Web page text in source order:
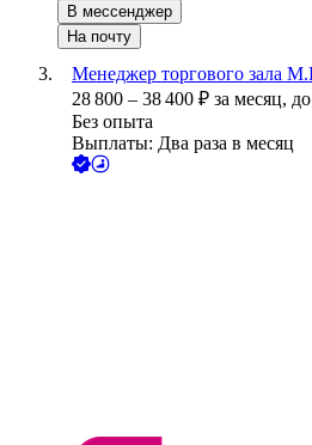
В мессенджер
На почту
Менеджер торгового зала
28 800 – 38 400 ₽ за месяц,
Без опыта
Выплаты: Два раза в месяц